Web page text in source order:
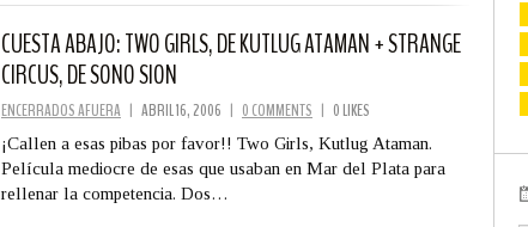
CUESTA ABAJO: TWO GIRLS, DE KUTLUG ATAMAN + STRANGE
CIRCUS, DE SONO SION
ENCERRADOS AFUERA | ABRIL 16, 2006 | 0 COMMENTS | 0 LIKES
¡Callen a esas pibas por favor!! Two Girls, Kutlug Ataman.
Película mediocre de esas que usaban en Mar del Plata para
rellenar la competencia. Dos…